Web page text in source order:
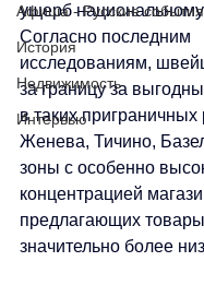
Афиша - Русские события
История
Недвижимость
Интервью
ущерб
Согласно последним
исследованиям,
за границу за
в таких приграничных
Женева, Тичино,
зоны с особенно
концентрацией
предлагающих
значительно более